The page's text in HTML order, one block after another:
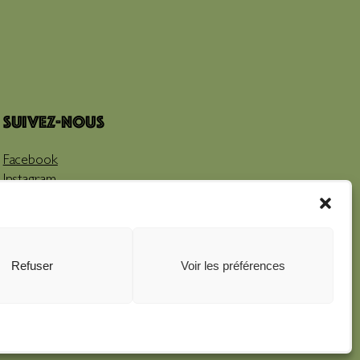
Refuser Voir les préférences
Suivez-nous
Facebook
Instagram